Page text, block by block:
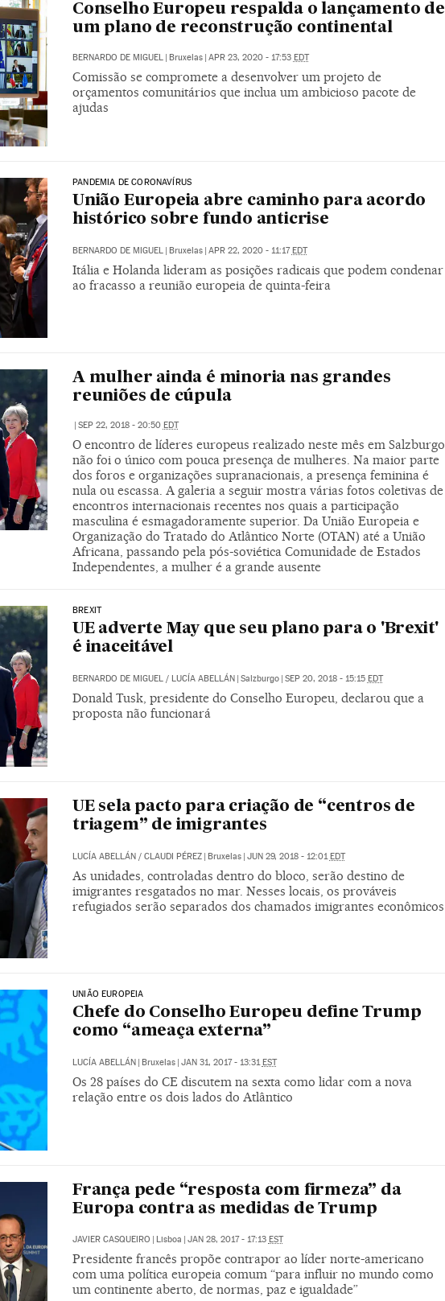
Conselho Europeu respalda o lançamento de
um plano de reconstrução continental
BERNARDO DE MIGUEL Bruxelas APR 23, 2020 - 17:53 EDT
Comissão se compromete a desenvolver um projeto de
orçamentos comunitários que inclua um ambicioso pacote de
ajudas
PANDEMIA DE CORONAVÍRUS
União Europeia abre caminho para acordo
histórico sobre fundo anticrise
BERNARDO DE MIGUEL | Bruxelas | APR 22, 2020 - 11:17EDT
Itália e Holanda lideram as posições radicais que podem condenar
ao fracasso a reunião europeia de quinta-feira
A mulher ainda é minoria nas grandes
reuniões de cúpula
SEP 22, 2018 - 20:50 EDT
O encontro de líderes europeus realizado neste mês em Salzburgo
não foi o único com pouca presença de mulheres. Na maior parte
dos foros e organizações supranacionais, a presença feminina é
nula ou escassa. A galeria a seguir mostra várias fotos coletivas de
encontros internacionais recentes nos quais a participação
masculina é esmagadoramente superior. Da União Europeia e
Organização do Tratado do Atlântico Norte (OTAN) até a União
Africana, passando pela pós-soviética Comunidade de Estados
Independentes, a mulher é a grande ausente
BREXIT
UE adverte May que seu plano para o 'Brexit'
é inaceitável
BERNARDO DE MIGUEL/ LUCÍA ABELLÁN Salzburgo SEP 20, 2018 - 15:15 EDT
Donald Tusk, presidente do Conselho Europeu, declarou que a
proposta não funcionará
UE sela pacto para criação de “centros de
triagem” de imigrantes
LUCÍA ABELLÁN/ CLAUDI PÉREZ | Bruxelas | JUN 29, 2018 - 12:01EDT
As unidades, controladas dentro do bloco, serão destino de
imigrantes resgatados no mar. Nesses locais, os prováveis
refugiados serão separados dos chamados imigrantes econômicos
UNIÃO EUROPEIA
Chefe do Conselho Europeu define Trump
como “ameaça externa”
LUCÍA ABELLÁN Bruxelas JAN 31, 2017 - 13:31 EST
Os 28 países do CE discutem na sexta como lidar com a nova
relação entre os dois lados do Atlântico
França pede “resposta com firmeza” da
Europa contra as medidas de Trump
JAVIER CASQUEIRO Lisboa JAN 28, 2017 - 17:13 EST
Presidente francês propõe contrapor ao líder norte-americano
com uma política europeia comum “para influir no mundo como
um continente aberto, de normas, paz e igualdade”